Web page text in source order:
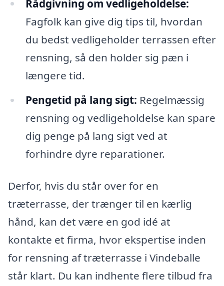
Rådgivning om vedligeholdelse:
Fagfolk kan give dig tips til, hvordan
du bedst vedligeholder terrassen efter
rensning, så den holder sig pæn i
længere tid.
Pengetid på lang sigt: Regelmæssig
rensning og vedligeholdelse kan spare
dig penge på lang sigt ved at
forhindre dyre reparationer.
Derfor, hvis du står over for en
træterrasse, der trænger til en kærlig
hånd, kan det være en god idé at
kontakte et firma, hvor ekspertise inden
for rensning af træterrasse i Vindeballe
står klart. Du kan indhente flere tilbud fra